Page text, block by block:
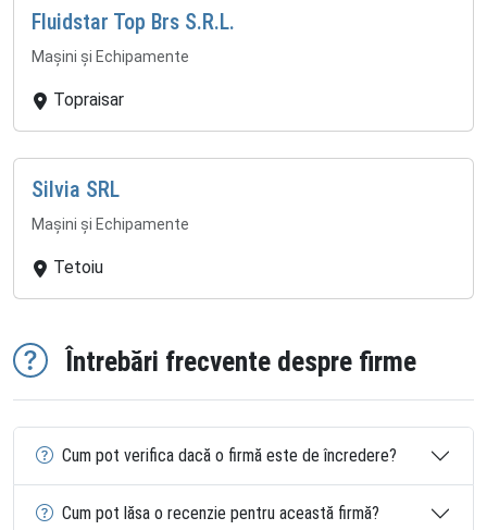
Fluidstar Top Brs S.R.L.
Mașini și Echipamente
Topraisar
Silvia SRL
Mașini și Echipamente
Tetoiu
Întrebări frecvente despre firme
Cum pot verifica dacă o firmă este de încredere?
Cum pot lăsa o recenzie pentru această firmă?